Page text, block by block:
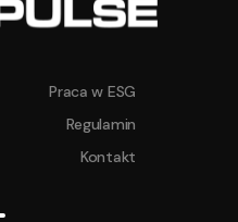
Praca w ESG
Regulamin
Kontakt